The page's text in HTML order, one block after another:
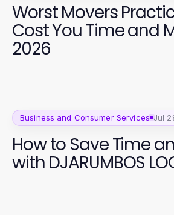
Worst Movers
Cost You Time and
2026
Business and Consumer Services Jul
How to Save Time
with DJARUMBOS